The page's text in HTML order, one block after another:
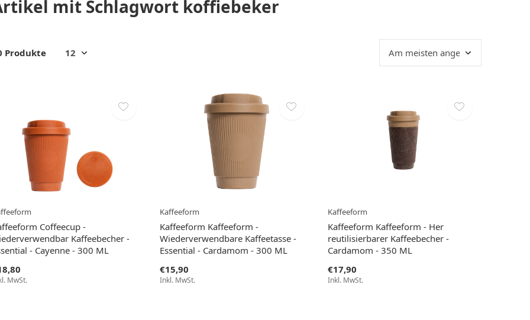
mit Schlagwort koffiebeker
Produkte
Coffeecup -
Kaffeebecher -
- Cayenne - 300 ML
MwSt.
Kaffeeform
Kaffeeform Kaffeeform -
Wiederverwendbare Kaffeetasse -
Essential - Cardamom - 300 ML
€15,90
Inkl. MwSt.
Kaffeeform
Kaffeeform Kaffeeform - Her
reutilisierbarer Kaffeebecher -
Cardamom - 350 ML
€17,90
Inkl. MwSt.